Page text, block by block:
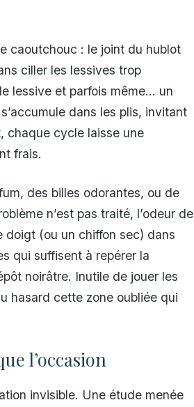
caoutchouc : le joint du hublot
ciller les lessives trop
lessive et parfois même… un
dans les plis, invitant
chaque cycle laisse une
frais.
des billes odorantes, ou de
n’est pas traité, l’odeur de
doigt (ou un chiffon sec) dans
qui suffisent à repérer la
noirâtre. Inutile de jouer les
hasard cette zone oubliée qui
l’occasion
invisible. Une étude menée